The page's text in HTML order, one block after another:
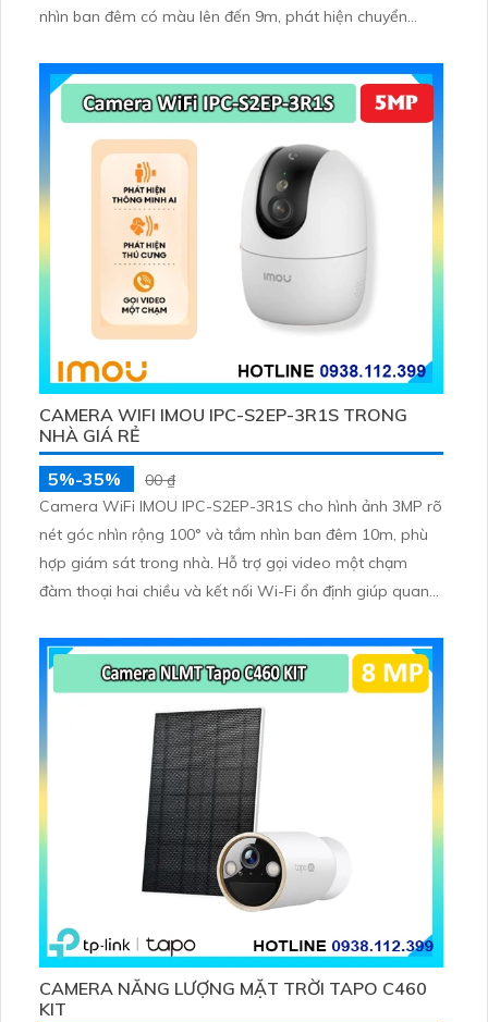
nhìn ban đêm có màu lên đến 9m, phát hiện chuyển
thẻ microSD lên đến 512GB
CAMERA WIFI IMOU IPC-S2EP-3R1S TRONG
NHÀ GIÁ RẺ
5%-35%
00 ₫
Camera WiFi IMOU IPC-S2EP-3R1S cho hình ảnh 3MP rõ
nét góc nhìn rộng 100° và tầm nhìn ban đêm 10m, phù
hợp giám sát trong nhà. Hỗ trợ gọi video một chạm
đàm thoại hai chiều và kết nối Wi-Fi ổn định giúp quan
256GB hoặc lưu đám mây dễ lắp đặt cho gia đình và văn
phòng nhỏ.
CAMERA NĂNG LƯỢNG MẶT TRỜI TAPO C460
KIT